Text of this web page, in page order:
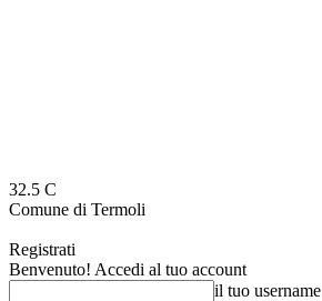
32.5 C
Comune di Termoli
Registrati
Benvenuto! Accedi al tuo account
il tuo username